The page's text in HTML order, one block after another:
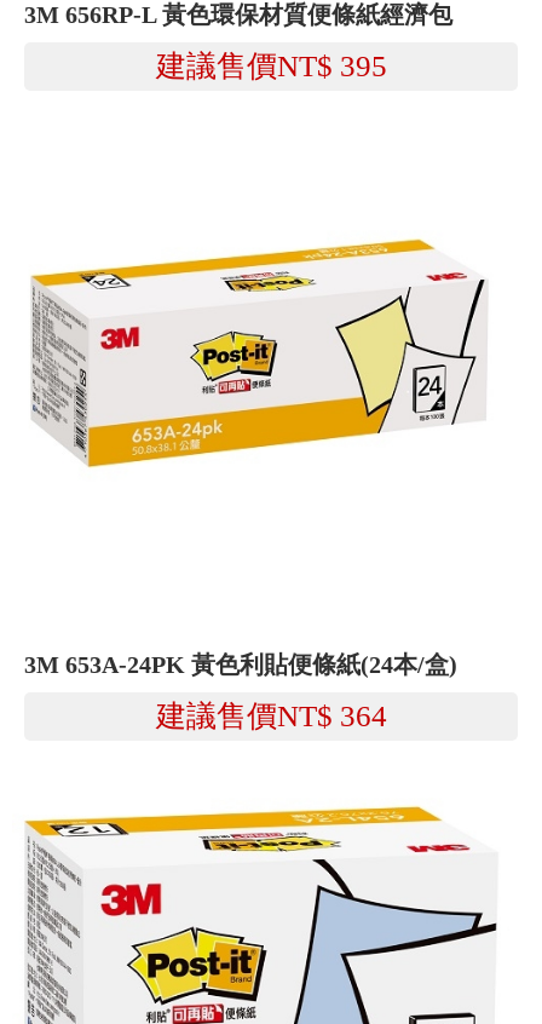
3M 656RP-L 黃色環保材質便條紙經濟包
建議售價NT$ 395
3M 653A-24PK 黃色利貼便條紙(24本/盒)
建議售價NT$ 364